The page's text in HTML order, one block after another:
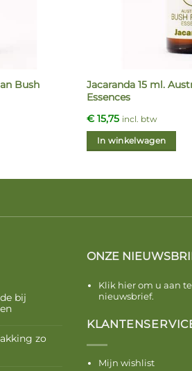
Bush
Jacaranda 15 ml.
Essences
€15,75 incl. btw
In winkelwagen
bij
zo
ONZE
Klik hier om u aan
nieuwsbrief.
Mijn wishlist